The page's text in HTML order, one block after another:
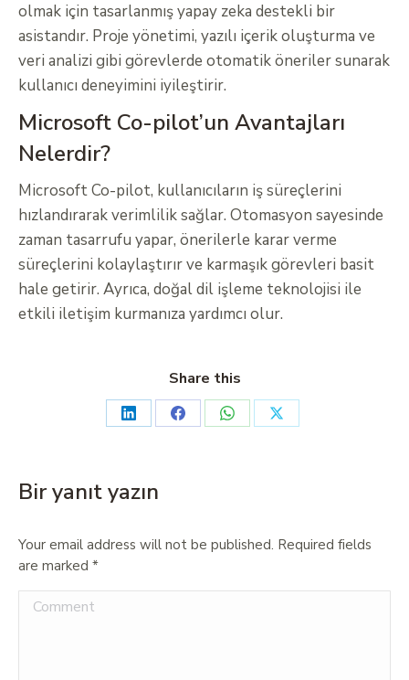
olmak için tasarlanmış yapay zeka destekli bir
asistandır. Proje yönetimi, yazılı içerik oluşturma ve
veri analizi gibi görevlerde otomatik öneriler sunarak
kullanıcı deneyimini iyileştirir.
Microsoft Co-pilot’un Avantajları
Nelerdir?
Microsoft Co-pilot, kullanıcıların iş süreçlerini
hızlandırarak verimlilik sağlar. Otomasyon sayesinde
zaman tasarrufu yapar, önerilerle karar verme
süreçlerini kolaylaştırır ve karmaşık görevleri basit
hale getirir. Ayrıca, doğal dil işleme teknolojisi ile
etkili iletişim kurmanıza yardımcı olur.
Share this
Bir yanıt yazın
Your email address will not be published. Required fields
are marked *
Comment